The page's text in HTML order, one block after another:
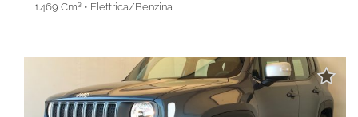
1.469 Cm³ • Elettrica/Benzina
Airbag testa • Alzacristalli elettrici • Android Auto • Apple
CarPlay • Autoradio • Bluetooth • Cerchi in lega • Chiusura
centralizzata • Climatizzatore • Controllo trazione • Cruise
Control • ESP • Fendinebbia • Filtro antiparticolato •